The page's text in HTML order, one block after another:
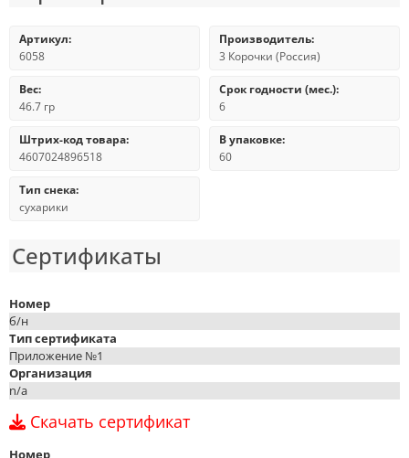
Артикул:
6058
Производитель:
3 Корочки (Россия)
Вес:
46.7 гр
Срок годности (мес.):
6
Штрих-код товара:
4607024896518
В упаковке:
60
Тип снека:
сухарики
Сертификаты
Номер
б/н
Тип сертификата
Приложение №1
Организация
n/a
Скачать сертификат
Номер